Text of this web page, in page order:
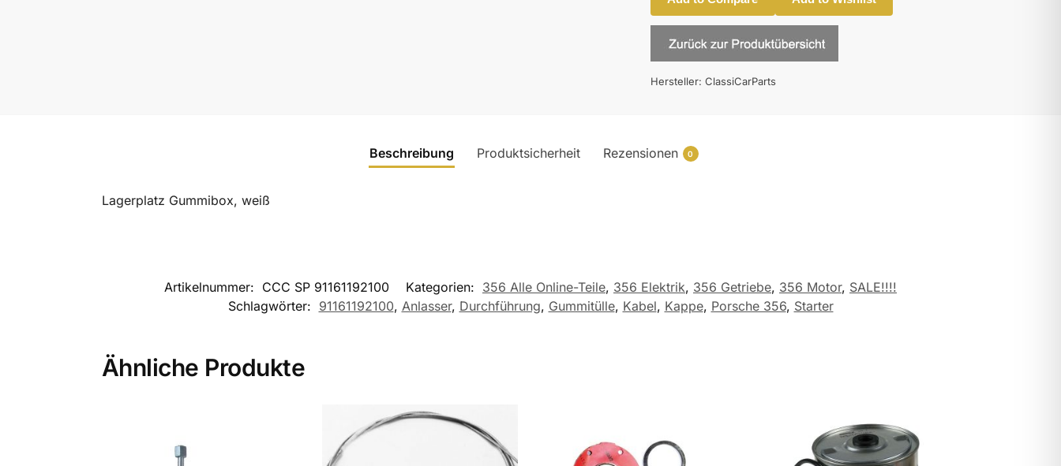
Hersteller:ClassiCarParts
Beschreibung Produktsicherheit Rezensionen 0
Lagerplatz Gummibox, weiß
Artikelnummer: CCC SP 91161192100 Kategorien: 356 Alle Online-Teile, 356 Elektrik, 356 Getriebe, 356 Motor, SALE!!!!
Schlagwörter: 91161192100, Anlasser, Durchführung, Gummitülle, Kabel, Kappe, Porsche 356, Starter
Ähnliche Produkte